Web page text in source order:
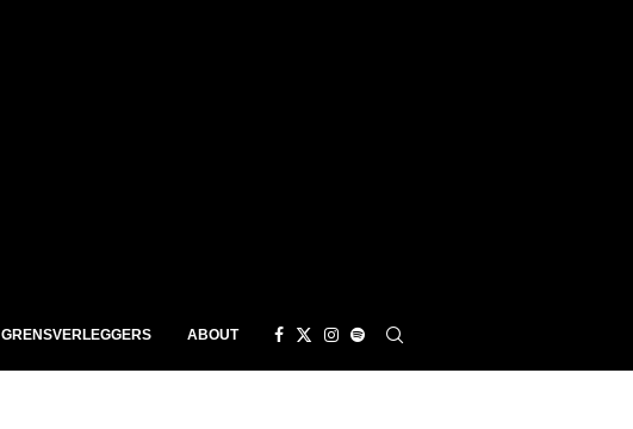
GRENSVERLEGGERS ABOUT